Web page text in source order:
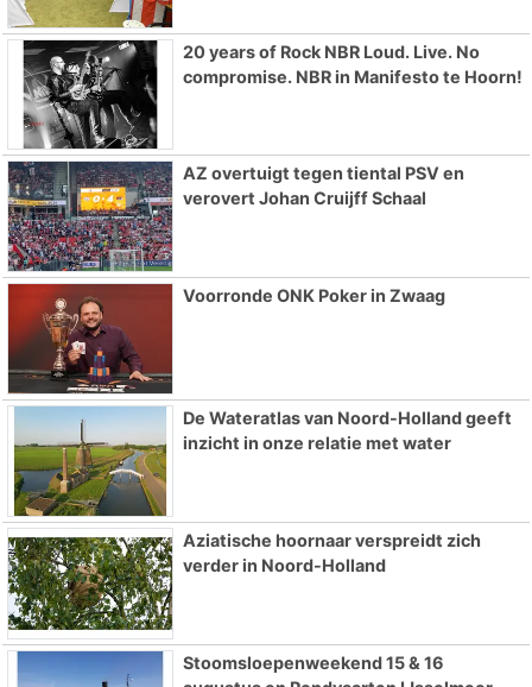
20 years of Rock NBR Loud. Live. No
compromise. NBR in Manifesto te Hoorn!
AZ overtuigt tegen tiental PSV en
verovert Johan Cruijff Schaal
Voorronde ONK Poker in Zwaag
De Wateratlas van Noord-Holland geeft
inzicht in onze relatie met water
Aziatische hoornaar verspreidt zich
verder in Noord-Holland
Stoomsloepenweekend 15 & 16